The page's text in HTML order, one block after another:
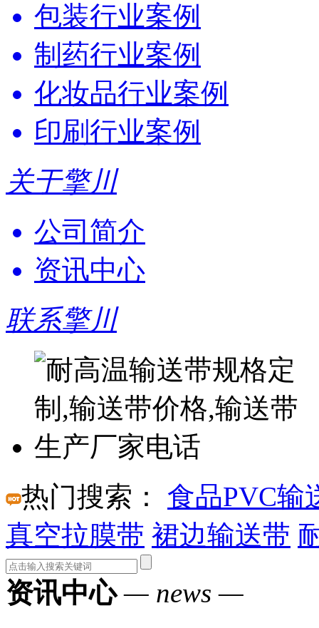
包装行业案例
制药行业案例
化妆品行业案例
印刷行业案例
关于擎川
公司简介
资讯中心
联系擎川
热门搜索：
食品PVC输
真空拉膜带 裙边输送带
资讯中心— news —